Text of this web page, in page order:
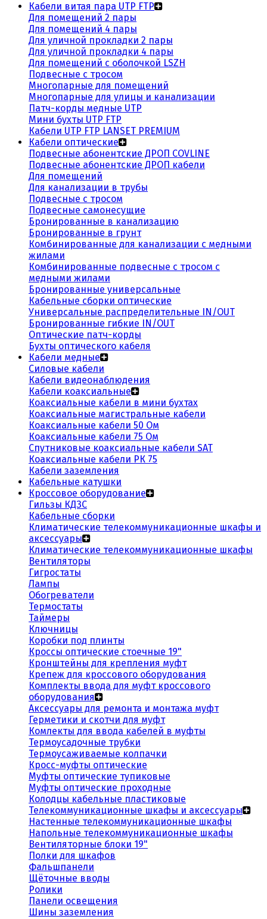
Кабели витая пара UTP FTP
Для помещений 2 пары
Для помещений 4 пары
Для уличной прокладки 2 пары
Для уличной прокладки 4 пары
Для помещений с оболочкой LSZH
Подвесные с тросом
Многопарные для помещений
Многопарные для улицы и канализации
Патч-корды медные UTP
Мини бухты UTP FTP
Кабели UTP FTP LANSET PREMIUM
Кабели оптические
Подвесные абонентские ДРОП COVLINE
Подвесные абонентские ДРОП кабели
Для помещений
Для канализации в трубы
Подвесные с тросом
Подвесные самонесущие
Бронированные в канализацию
Бронированные в грунт
Комбинированные для канализации с медными
жилами
Комбинированные подвесные с тросом с
медными жилами
Бронированные универсальные
Кабельные сборки оптические
Универсальные распределительные IN/OUT
Бронированные гибкие IN/OUT
Оптические патч-корды
Бухты оптического кабеля
Кабели медные
Силовые кабели
Кабели видеонаблюдения
Кабели коаксиальные
Коаксиальные кабели в мини бухтах
Коаксиальные магистральные кабели
Коаксиальные кабели 50 Ом
Коаксиальные кабели 75 Ом
Спутниковые коаксиальные кабели SAT
Коаксиальные кабели РК 75
Кабели заземления
Кабельные катушки
Кроссовое оборудование
Гильзы КДЗС
Кабельные сборки
Климатические телекоммуникационные шкафы и
аксессуары
Климатические телекоммуникационные шкафы
Вентиляторы
Гигростаты
Лампы
Обогреватели
Термостаты
Таймеры
Ключницы
Коробки под плинты
Кроссы оптические стоечные 19"
Кронштейны для крепления муфт
Крепеж для кроссового оборудования
Комплекты ввода для муфт кроссового
оборудования
Аксессуары для ремонта и монтажа муфт
Герметики и скотчи для муфт
Комлекты для ввода кабелей в муфты
Термоусадочные трубки
Термоусаживаемые колпачки
Кросс-муфты оптические
Муфты оптические тупиковые
Муфты оптические проходные
Колодцы кабельные пластиковые
Телекоммуникационные шкафы и аксессуары
Настенные телекоммуникационные шкафы
Напольные телекоммуникационные шкафы
Вентиляторные блоки 19"
Полки для шкафов
Фальшпанели
Щёточные вводы
Ролики
Панели освещения
Шины заземления